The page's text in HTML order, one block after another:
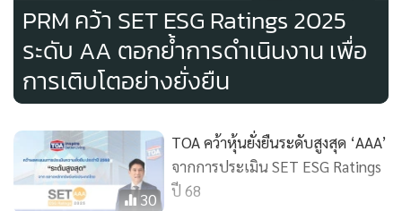
PRM คว้า SET ESG Ratings 2025
ระดับ AA ตอกย้ำการดำเนินงาน เพื่อ
การเติบโตอย่างยั่งยืน
30
TOA คว้าหุ้นยั่งยืนระดับสูงสุด ‘AAA’
จากการประเมิน SET ESG Ratings
ปี 68